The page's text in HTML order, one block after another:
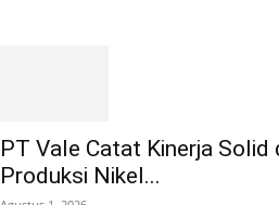
PT Vale Catat Kinerja Solid
Produksi Nikel...